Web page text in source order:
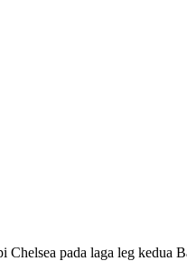
pada laga leg kedua